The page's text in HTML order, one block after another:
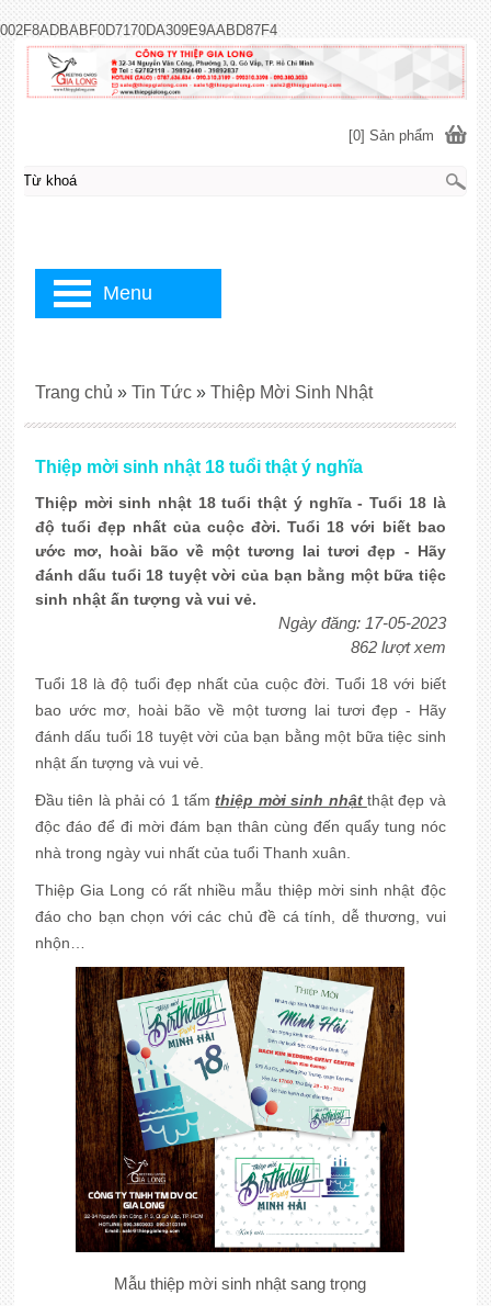
002F8ADBABF0D7170DA309E9AABD87F4
Thiệp mời sinh nhật 18 tuổi thật ý nghĩa
Thiệp mời sinh nhật 18 tuổi thật ý nghĩa - Tuổi 18 là
độ tuổi đẹp nhất của cuộc đời. Tuổi 18 với biết bao
ước mơ, hoài bão về một tương lai tươi đẹp - Hãy
đánh dấu tuổi 18 tuyệt vời của bạn bằng một bữa tiệc
sinh nhật ấn tượng và vui vẻ.
Ngày đăng: 17-05-2023
862 lượt xem
Tuổi 18 là độ tuổi đẹp nhất của cuộc đời. Tuổi 18 với biết
bao ước mơ, hoài bão về một tương lai tươi đẹp - Hãy
đánh dấu tuổi 18 tuyệt vời của bạn bằng một bữa tiệc sinh
nhật ấn tượng và vui vẻ.
Đầu tiên là phải có 1 tấmthiệp mời sinh nhật thật đẹp và
độc đáo để đi mời đám bạn thân cùng đến quẩy tung nóc
nhà trong ngày vui nhất của tuổi Thanh xuân.
Thiệp Gia Long có rất nhiều mẫu thiệp mời sinh nhật độc
đáo cho bạn chọn với các chủ đề cá tính, dễ thương, vui
nhộn…
Mẫu thiệp mời sinh nhật sang trọng
Trang chủ » Tin Tức » Thiệp Mời Sinh Nhật
[0] Sản phẩm
Menu